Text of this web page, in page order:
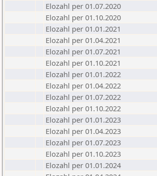
Elozahl per 01.07.2020
Elozahl per 01.10.2020
Elozahl per 01.01.2021
Elozahl per 01.04.2021
Elozahl per 01.07.2021
Elozahl per 01.10.2021
Elozahl per 01.01.2022
Elozahl per 01.04.2022
Elozahl per 01.07.2022
Elozahl per 01.10.2022
Elozahl per 01.01.2023
Elozahl per 01.04.2023
Elozahl per 01.07.2023
Elozahl per 01.10.2023
Elozahl per 01.01.2024